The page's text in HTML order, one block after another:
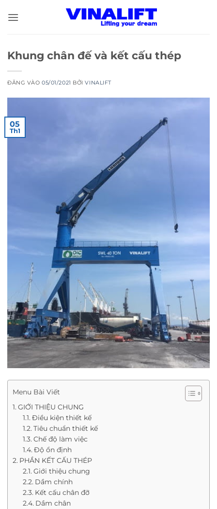
qua
Khung chân đế và kết cấu thép
ĐĂNG VÀO05/01/2021 BỞIVINALIFT
05
Th1
Menu Bài Viết
GIỚI THIỆU CHUNG
Điều kiện thiết kế
Tiêu chuẩn thiết kế
Chế độ làm việc
Độ ổn định
PHẦN KẾT CẤU THÉP
Giới thiệu chung
Dầm chính
Kết cấu chân đỡ
Dầm chân